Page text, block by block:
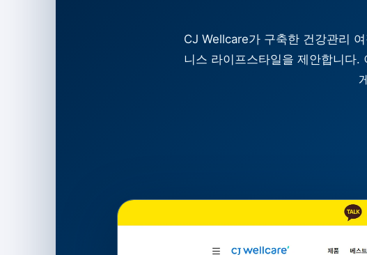
CJ Wellcare가 구축한 건강관리
니스 라이프스타일을 제안합니다